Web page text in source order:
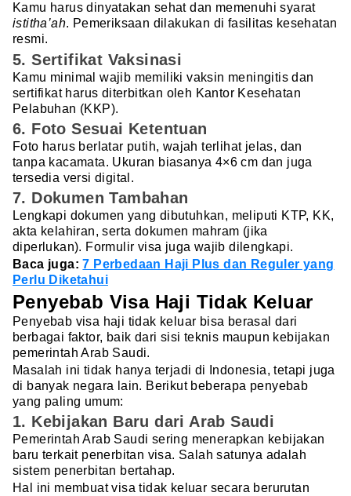
Kamu harus dinyatakan sehat dan memenuhi syarat
istitha’ah. Pemeriksaan dilakukan di fasilitas kesehatan
resmi.
5. Sertifikat Vaksinasi
Kamu minimal wajib memiliki vaksin meningitis dan
sertifikat harus diterbitkan oleh Kantor Kesehatan
Pelabuhan (KKP).
6. Foto Sesuai Ketentuan
Foto harus berlatar putih, wajah terlihat jelas, dan
tanpa kacamata. Ukuran biasanya 4×6 cm dan juga
tersedia versi digital.
7. Dokumen Tambahan
Lengkapi dokumen yang dibutuhkan, meliputi KTP, KK,
akta kelahiran, serta dokumen mahram (jika
diperlukan). Formulir visa juga wajib dilengkapi.
Baca juga:7 Perbedaan Haji Plus dan Reguler yang
Perlu Diketahui
Penyebab Visa Haji Tidak Keluar
Penyebab visa haji tidak keluar bisa berasal dari
berbagai faktor, baik dari sisi teknis maupun kebijakan
pemerintah Arab Saudi.
Masalah ini tidak hanya terjadi di Indonesia, tetapi juga
di banyak negara lain. Berikut beberapa penyebab
yang paling umum:
1. Kebijakan Baru dari Arab Saudi
Pemerintah Arab Saudi sering menerapkan kebijakan
baru terkait penerbitan visa. Salah satunya adalah
sistem penerbitan bertahap.
Hal ini membuat visa tidak keluar secara berurutan